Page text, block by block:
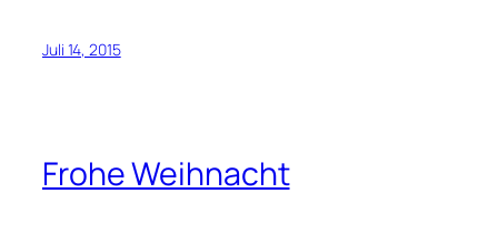
Juli 14, 2015
Frohe Weihnacht